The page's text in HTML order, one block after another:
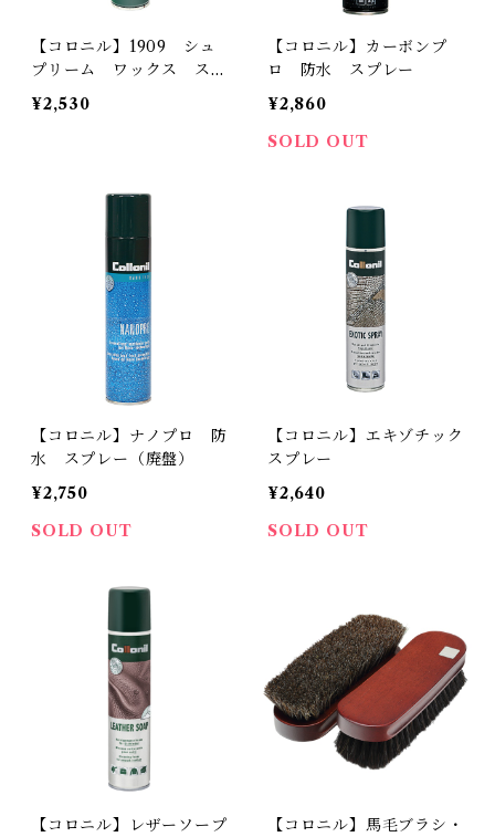
【コロニル】1909 シュ
プリーム ワックス スプ
レー
¥2,530
【コロニル】カーボンプ
ロ 防水 スプレー
¥2,860
SOLD OUT
【コロニル】ナノプロ 防
水 スプレー（廃盤）
¥2,750
SOLD OUT
【コロニル】エキゾチック
スプレー
¥2,640
SOLD OUT
【コロニル】レザーソープ
【コロニル】馬毛ブラシ・